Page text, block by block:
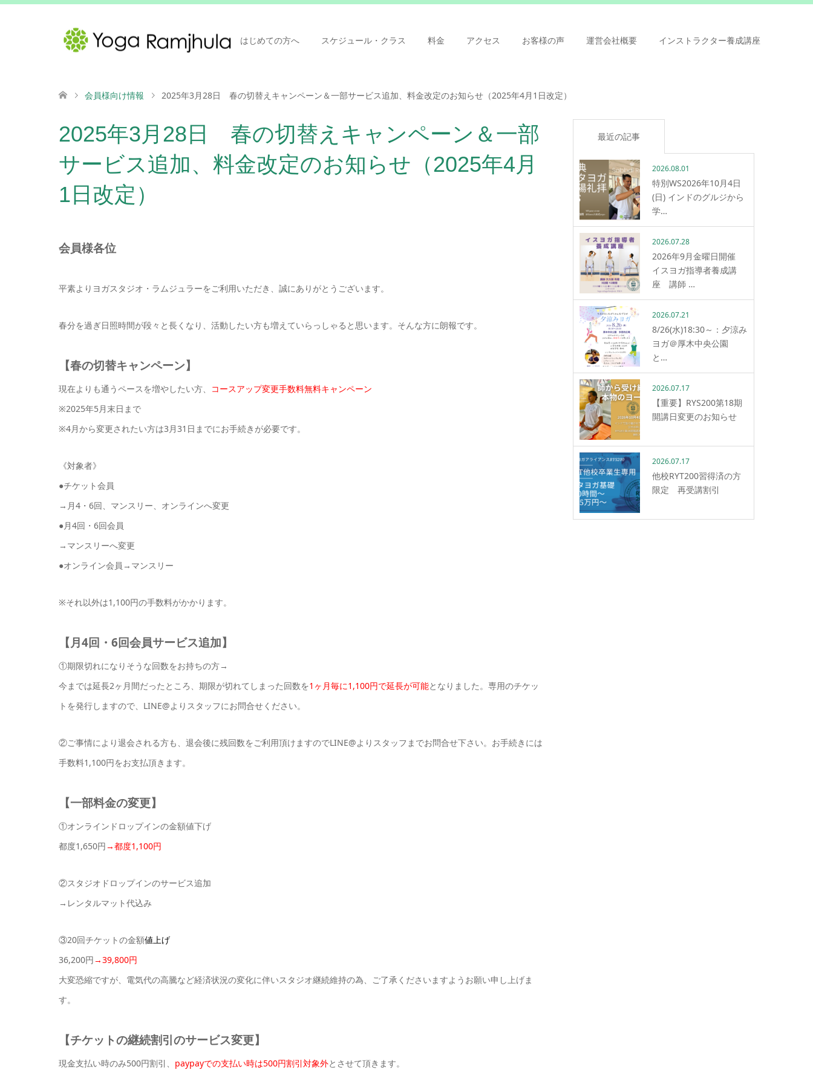
はじめての方へ スケジュール・クラス 料金 アクセス お客様の声 運営会社概要 インストラクター養成講座
会員様向け情報 2025年3月28日 春の切替えキャンペーン＆一部サービス追加、料金改定のお知らせ（2025年4月1日改定）
2025年3月28日 春の切替えキャンペーン＆一部
サービス追加、料金改定のお知らせ（2025年4月
1日改定）
会員様各位
平素よりヨガスタジオ・ラムジュラーをご利用いただき、誠にありがとうございます。
春分を過ぎ日照時間が段々と長くなり、活動したい方も増えていらっしゃると思います。そんな方に朗報です。
【春の切替キャンペーン】
現在よりも通うペースを増やしたい方、
コースアップ変更手数料無料キャンペーン
※2025年5月末日まで
※4月から変更されたい方は3月31日までにお手続きが必要です。
《対象者》
●チケット会員
→月4・6回、マンスリー、オンラインへ変更
●月4回・6回会員
→マンスリーへ変更
●オンライン会員→マンスリー
※それ以外は1,100円の手数料がかかります。
【月4回・6回会員サービス追加】
①期限切れになりそうな回数をお持ちの方→
今までは延長2ヶ月間だったところ、期限が切れてしまった回数を1ヶ月毎に1,100円で延長が可能となりました。専用のチケッ
トを発行しますので、LINE@よりスタッフにお問合せください。
②ご事情により退会される方も、退会後に残回数をご利用頂けますのでLINE@よりスタッフまでお問合せ下さい。お手続きには
手数料1,100円をお支払頂きます。
【一部料金の変更】
①オンラインドロップインの金額値下げ
都度1,650円→都度1,100円
②スタジオドロップインのサービス追加
→レンタルマット代込み
③20回チケットの金額値上げ
36,200円→39,800円
大変恐縮ですが、電気代の高騰など経済状況の変化に伴いスタジオ継続維持の為、ご了承くださいますようお願い申し上げま
す。
【チケットの継続割引のサービス変更】
現金支払い時のみ500円割引、 paypayでの支払い時は500円割引対象外とさせて頂きます。
最近の記事
2026.08.01
特別WS2026年10月4日
(日) インドのグルジから
学…
2026.07.28
2026年9月金曜日開催
イスヨガ指導者養成講
座 講師 …
2026.07.21
8/26(水)18:30～：夕涼み
ヨガ＠厚木中央公園
と…
2026.07.17
【重要】RYS200第18期
開講日変更のお知らせ
2026.07.17
他校RYT200習得済の方
限定 再受講割引